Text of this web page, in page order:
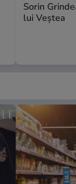
Sorin
lui Veștea